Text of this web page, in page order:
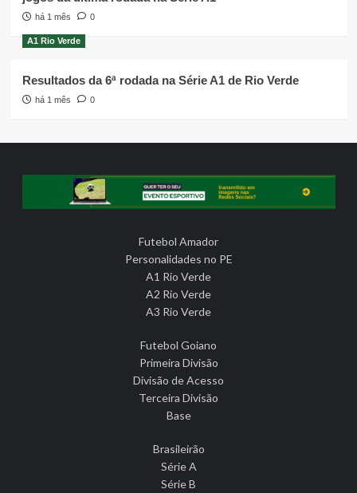
há 1 mês 0
A1 Rio Verde
Resultados da 6ª rodada na Série A1 de Rio Verde
há 1 mês 0
Futebol Amador
Personalidades no PE
A1 Rio Verde
A2 Rio Verde
A3 Rio Verde
Futebol Goiano
Primeira Divisão
Divisão de Acesso
Terceira Divisão
Base
Brasileirão
Série A
Série B